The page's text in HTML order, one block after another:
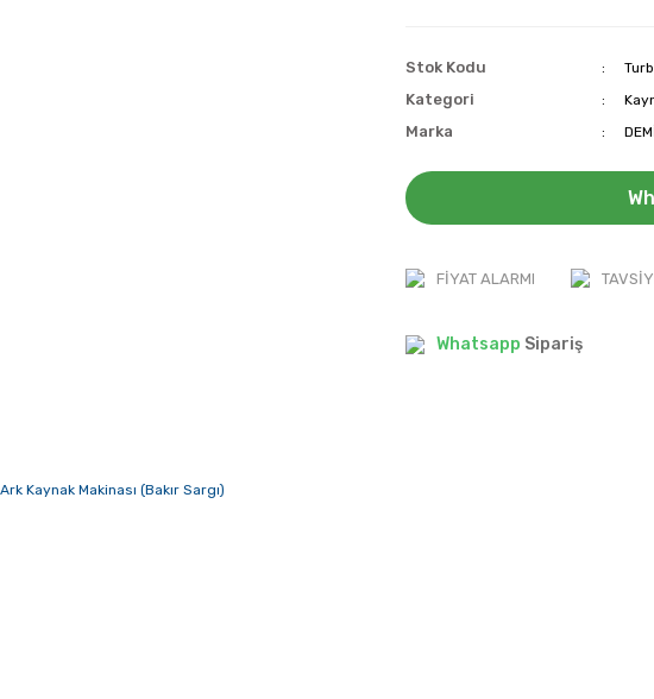
Stok Kodu
Kategori
Marka
FIYAT ALARMI
Whatsapp Sipariş